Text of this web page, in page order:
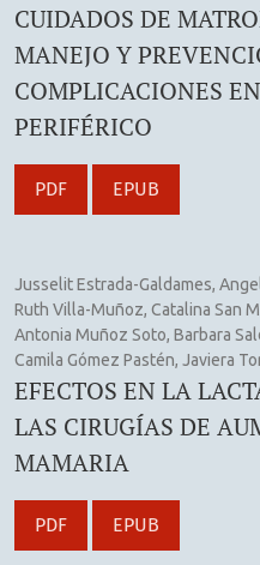
CUIDADOS DE
MANEJO Y
COMPLICACIONES
PERIFÉRICO
PDF EPUB
Jusselit Estrada-Galdames,
Ruth Villa-Muñoz, Catalina San
Antonia Muñoz Soto, Barbara
Camila Gómez Pastén, Javiera
EFECTOS EN LA
LAS CIRUGÍAS DE
MAMARIA
PDF EPUB